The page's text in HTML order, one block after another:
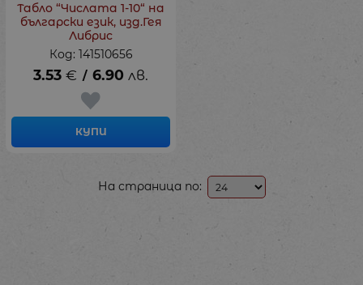
Табло “Числата 1-10“ на
български език, изд.Гея
Либрис
Код: 141510656
3.53 € / 6.90 лв.
КУПИ
На страница по: